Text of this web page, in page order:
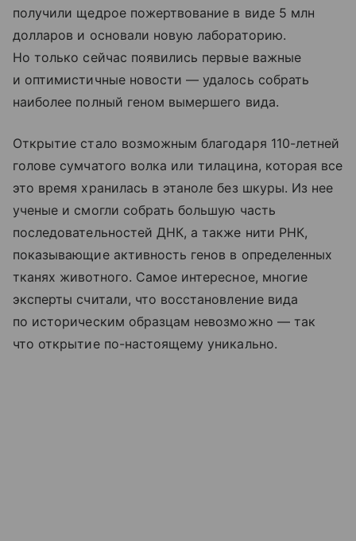
получили щедрое пожертвование в виде 5 млн
долларов и основали новую лабораторию.
Но только сейчас появились первые важные
и оптимистичные новости — удалось собрать
наиболее полный геном вымершего вида.
Открытие стало возможным благодаря 110-летней
голове сумчатого волка или тилацина, которая все
это время хранилась в этаноле без шкуры. Из нее
ученые и смогли собрать большую часть
последовательностей ДНК, а также нити РНК,
показывающие активность генов в определенных
тканях животного. Самое интересное, многие
эксперты считали, что восстановление вида
по историческим образцам невозможно — так
что открытие по-настоящему уникально.